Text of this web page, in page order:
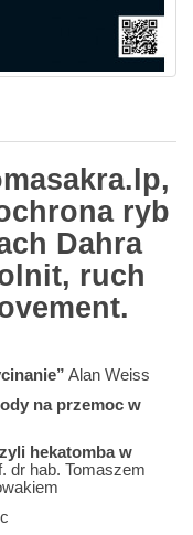
ryb
Dahra
ruch
Alan Weiss
na przemoc w
hekatomba w
dr hab. Tomaszem